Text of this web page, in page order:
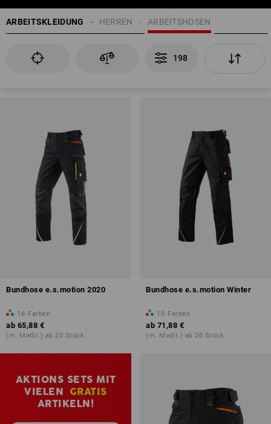
ARBEITSKLEIDUNG ARBEITSHOSEN
HERREN
198
Bundhose e.s.motion 2020
16 Farben
ab 65,88 €
(m. MwSt.) ab 20 Stück
Bundhose e.s.motion Winter
10 Farben
ab 71,88 €
(m. MwSt.) ab 20 Stück
AKTIONS SETS MIT
VIELEN GRATIS
ARTIKELN!